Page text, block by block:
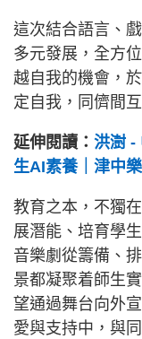
這次結合語言、
多元發展，全方
越自我的機會，
定自我，同儕間
延伸閱讀： 洪澍 -
生AI素養｜津中
教育之本，不獨
展潛能、培育學
音樂劇從籌備、
景都凝聚着師生
望通過舞台向外
愛與支持中，與